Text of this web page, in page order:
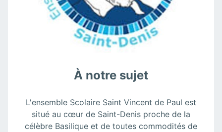
À notre sujet
L'ensemble Scolaire Saint Vincent de Paul est
situé au cœur de Saint-Denis proche de la
célèbre Basilique et de toutes commodités de